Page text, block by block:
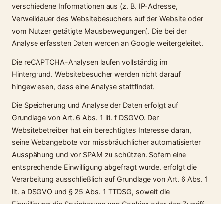
verschiedene Informationen aus (z. B. IP-Adresse,
Verweildauer des Websitebesuchers auf der Website oder
vom Nutzer getätigte Mausbewegungen). Die bei der
Analyse erfassten Daten werden an Google weitergeleitet.
Die reCAPTCHA-Analysen laufen vollständig im
Hintergrund. Websitebesucher werden nicht darauf
hingewiesen, dass eine Analyse stattfindet.
Die Speicherung und Analyse der Daten erfolgt auf
Grundlage von Art. 6 Abs. 1 lit. f DSGVO. Der
Websitebetreiber hat ein berechtigtes Interesse daran,
seine Webangebote vor missbräuchlicher automatisierter
Ausspähung und vor SPAM zu schützen. Sofern eine
entsprechende Einwilligung abgefragt wurde, erfolgt die
Verarbeitung ausschließlich auf Grundlage von Art. 6 Abs. 1
lit. a DSGVO und § 25 Abs. 1 TTDSG, soweit die